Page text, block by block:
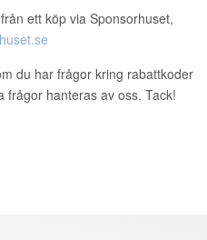
ett köp via Sponsorhuset,
du har frågor kring rabattkoder
frågor hanteras av oss. Tack!